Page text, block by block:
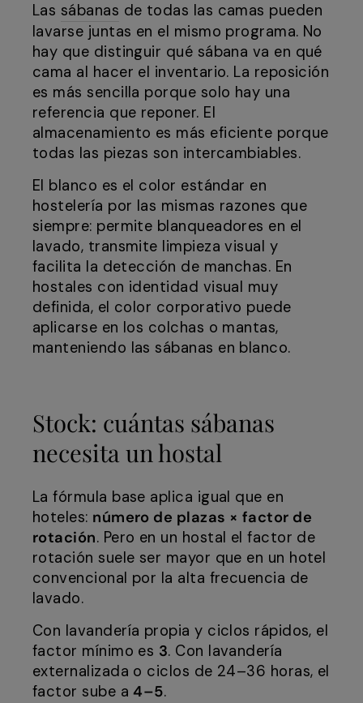
Las sábanas de todas las camas pueden
lavarse juntas en el mismo programa. No
hay que distinguir qué sábana va en qué
cama al hacer el inventario. La reposición
es más sencilla porque solo hay una
referencia que reponer. El
almacenamiento es más eficiente porque
todas las piezas son intercambiables.
El blanco es el color estándar en
hostelería por las mismas razones que
siempre: permite blanqueadores en el
lavado, transmite limpieza visual y
facilita la detección de manchas. En
hostales con identidad visual muy
definida, el color corporativo puede
aplicarse en los colchas o mantas,
manteniendo las sábanas en blanco.
Stock: cuántas sábanas
necesita un hostal
La fórmula base aplica igual que en
hoteles: número de plazas × factor de
rotación. Pero en un hostal el factor de
rotación suele ser mayor que en un hotel
convencional por la alta frecuencia de
lavado.
Con lavandería propia y ciclos rápidos, el
factor mínimo es 3. Con lavandería
externalizada o ciclos de 24–36 horas, el
factor sube a4–5.